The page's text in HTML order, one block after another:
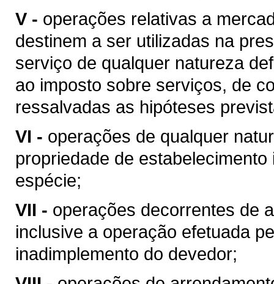
V - operações relativas a
destinem a ser utilizadas na
serviço de qualquer natureza
ao imposto sobre serviços, de
ressalvadas as hipóteses
VI - operações de qualquer
propriedade de
espécie;
VII - operações decorrentes de
inclusive a operação efetuada
inadimplemento do devedor;